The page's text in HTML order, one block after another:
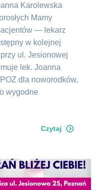
Karolewska
Mamy
— lekarz
w kolejnej
ul. Jesionowej
lek. Joanna
dla noworodków,
wygodne
Czytaj